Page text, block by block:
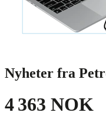
Nyheter fra
4 363 NOK